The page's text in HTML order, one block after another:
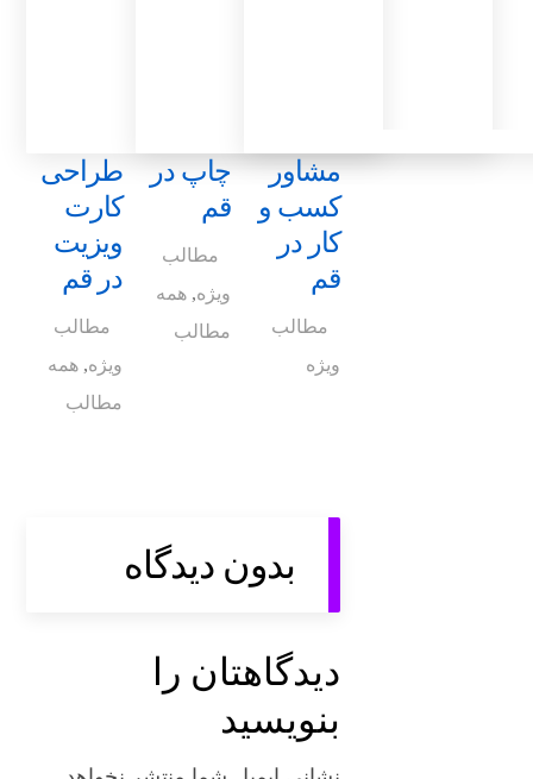
طراحی
کارت
ویزیت
در قم
مطالب
ویژه, همه
مطالب
چاپ در
قم
مطالب
ویژه, همه
مطالب
مشاور
کسب و
کار در
قم
مطالب
ویژه
بدون دیدگاه
دیدگاهتان را
بنویسید